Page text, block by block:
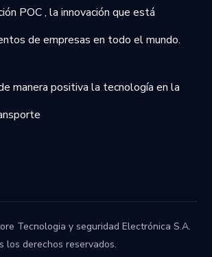
POC , la innovación que está
de empresas en todo el mundo.
manera positiva la tecnología en la
Tecnologia y seguridad Electrónica S.A.
los derechos reservados.